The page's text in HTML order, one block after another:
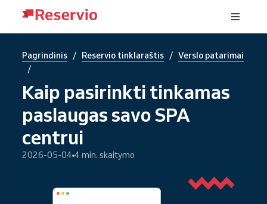
Pagrindinis / Reservio tinklaraštis / Verslo patarimai
/
Kaip pasirinkti tinkamas
paslaugas savo SPA
centrui
2026-05-04 4 min. skaitymo